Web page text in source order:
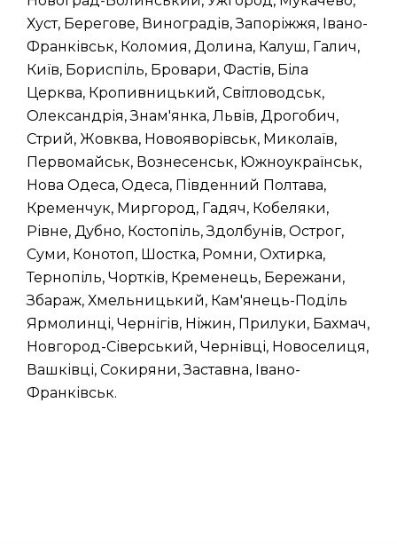
Хуст, Берегове, Виноградів, Запоріжжя, Івано-
Франківськ, Коломия, Долина, Калуш, Галич,
Київ, Бориспіль, Бровари, Фастів, Біла
Церква, Кропивницький, Світловодськ,
Олександрія, Знам'янка, Львів, Дрогобич,
Стрий, Жовква, Новояворівськ, Миколаїв,
Первомайськ, Вознесенськ, Южноукраїнськ,
Нова Одеса, Одеса, Південний Полтава,
Кременчук, Миргород, Гадяч, Кобеляки,
Рівне, Дубно, Костопіль, Здолбунів, Острог,
Суми, Конотоп, Шостка, Ромни, Охтирка,
Тернопіль, Чортків, Кременець, Бережани,
Збараж, Хмельницький, Кам'янець-Поділь
Ярмолинці, Чернігів, Ніжин, Прилуки, Бахмач,
Новгород-Сіверський, Чернівці, Новоселиця,
Вашківці, Сокиряни, Заставна, Івано-
Франківськ.